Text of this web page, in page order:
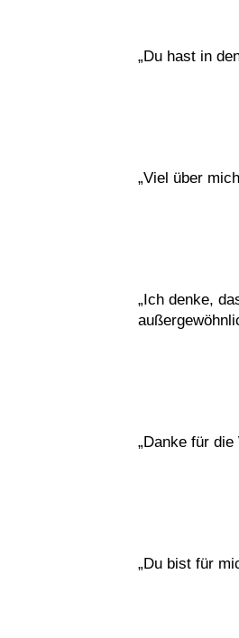
„Du hast in
„Viel über
„Ich denke,
„Danke für
„Du bist für